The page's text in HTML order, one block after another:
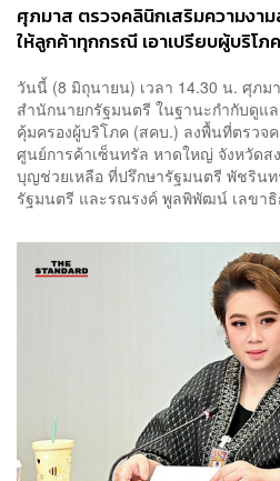
ศุภมาส ตรวจคลินิกเสริมความง
ให้ลูกค้าทุกกรณี เอาเปรียบผู้บริโ
วันนี้ (8 มิถุนายน) เวลา 14.30 น. ศุภม
สำนักนายกรัฐมนตรี ในฐานะกำกับดูแ
คุ้มครองผู้บริโภค (สคบ.) ลงพื้นที่ตรวจ
ศูนย์การค้าเซ็นทรัล หาดใหญ่ จังหวัดส
บุญช่วยเหลือ ที่ปรึกษารัฐมนตรี พัชริน
รัฐมนตรี และรณรงค์ พูลพิพัฒน์ เลขาธิ